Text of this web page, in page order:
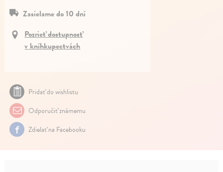
Zasielame do 10 dní
Pozrieť dostupnosť
v kníhkupectvách
Pridať do wishlistu
Odporučiť známemu
Zdielať na Facebooku